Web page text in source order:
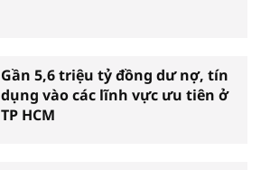
Gần 5,6 triệu tỷ đồng dư nợ, tín
dụng vào các lĩnh vực ưu tiên ở
TP HCM